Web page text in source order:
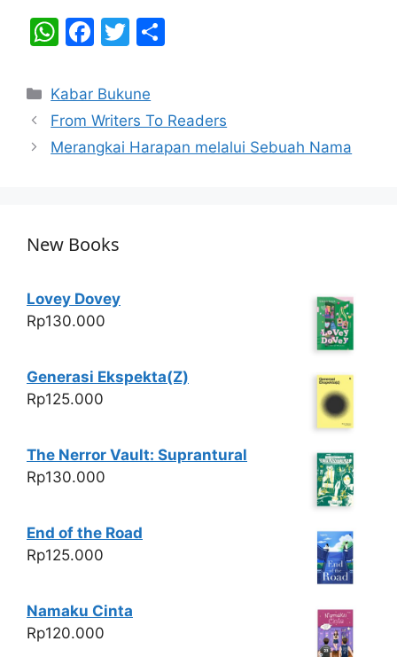
W
at
s
A
F
c
e
b
k
T
itt
er e
Categories
Kabar Bukune
From Writers To Readers
Merangkai Harapan melalui Sebuah Nama
New Books
Lovey Dovey
Rp130.000
Generasi Ekspekta(Z)
Rp125.000
The Nerror Vault: Suprantural
Rp130.000
End of the Road
Rp125.000
Namaku Cinta
Rp120.000